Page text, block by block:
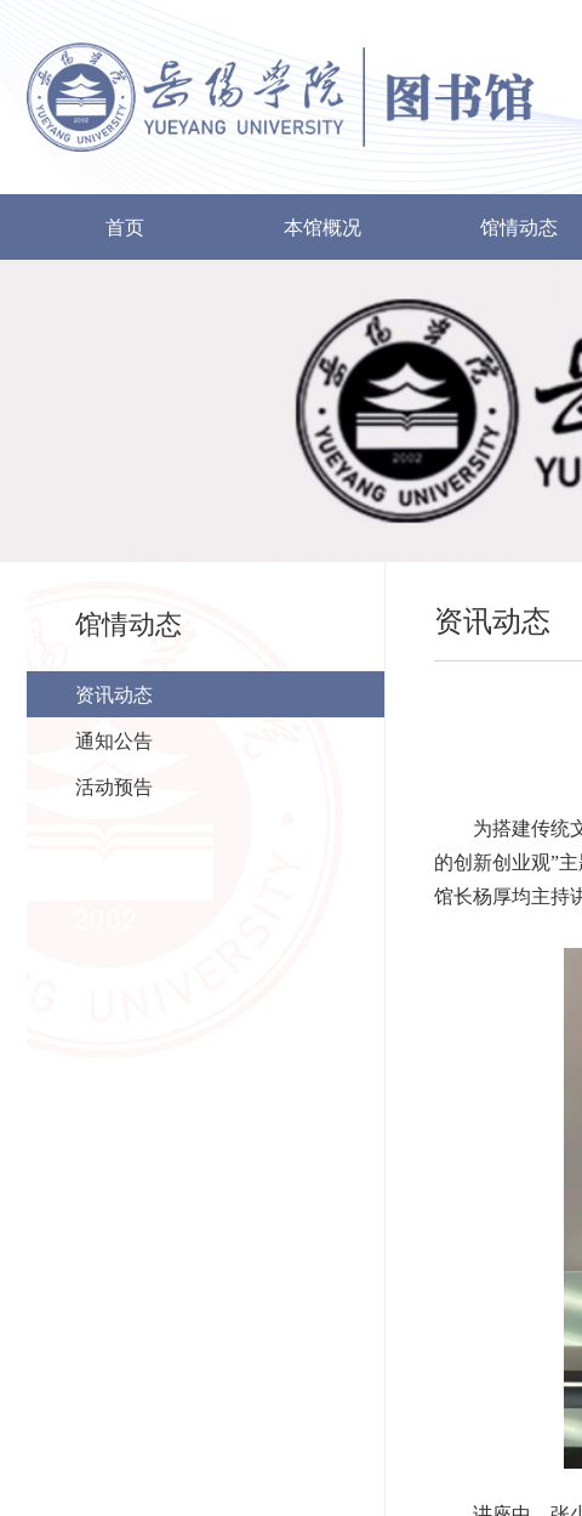
首页 本馆概况 馆情动态
馆情动态
资讯动态
通知公告
活动预告
资讯动态
为搭建传统
的创新创业观”
馆长杨厚均主持